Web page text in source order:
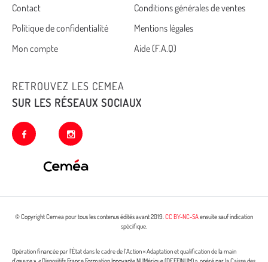
Cemea
footer
Contact
Conditions générales de ventes
Politique de confidentialité
Mentions légales
Mon compte
Aide (F.A.Q)
RETROUVEZ LES CEMEA
SUR LES RÉSEAUX SOCIAUX
facebook instagram
© Copyright Cemea pour tous les contenus édités avant 2019.CC BY-NC-SAensuite sauf indication
spécifique.
Opération financée par l’État dans le cadre de l’Action « Adaptation et qualification de la main